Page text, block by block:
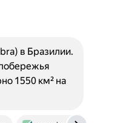
в Бразилии.
1550 км² на